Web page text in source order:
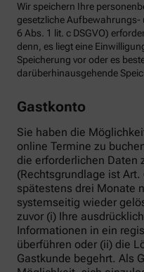
Wir speichern Ihre
gesetzliche
6 Abs. 1 lit. c DSGVO)
denn, es liegt eine
Speicherung vor oder es
darüberhinausgehende
Gastkonto
Sie haben die
online Termine zu
die erforderlichen Daten
(Rechtsgrundlage ist Art.
spätestens drei Monate
systemseitig wieder
zuvor (i) Ihre
Informationen in ein
überführen oder (ii) die
Gastkunde begehrt. Als